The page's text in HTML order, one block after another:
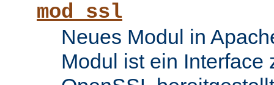
mod_ssl
Neues Modul in
Modul ist ein Interface